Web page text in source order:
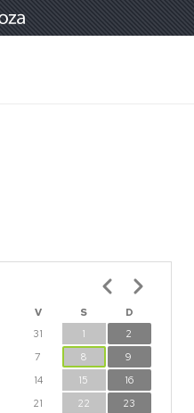
V S
D
31 1
2
7 8
9
14 15
16
21 22
23
Paginación